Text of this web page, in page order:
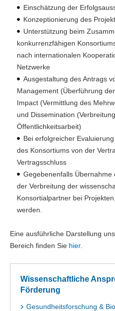
Einschätzung der
Konzeptionierung des
Unterstützung beim
konkurrenzfähigen
nach internationalen
Netzwerke
Ausgestaltung des Antrags
Management (Überführung
Impact (Vermittlung des
und Dissemination
Öffentlichkeitsarbeit)
Bei erfolgreicher
des Konsortiums von der
Vertragsschluss
Gegebenenfalls
der Verbreitung der
Konsortialpartner bei
werden.
Eine ausführliche Darstellung
Bereich finden Sie hier.
Wissenschaftliche
Förderung
Gesundheitsforschung &